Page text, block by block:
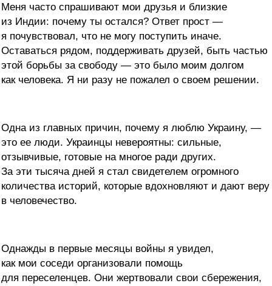
Меня часто спрашивают мои друзья и близкие
из Индии: почему ты остался? Ответ прост —
я почувствовал, что не могу поступить иначе.
Оставаться рядом, поддерживать друзей, быть частью
этой борьбы за свободу — это было моим долгом
как человека. Я ни разу не пожалел о своем решении.
Одна из главных причин, почему я люблю Украину, —
это ее люди. Украинцы невероятны: сильные,
отзывчивые, готовые на многое ради других.
За эти тысяча дней я стал свидетелем огромного
количества историй, которые вдохновляют и дают веру
в человечество.
Однажды в первые месяцы войны я увидел,
как мои соседи организовали помощь
для переселенцев. Они жертвовали свои сбережения,